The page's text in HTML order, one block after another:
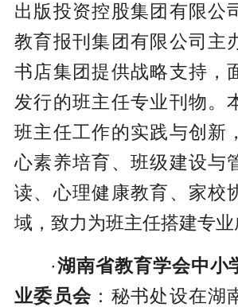
出版投资控股集团有限公
教育报刊集团有限公司主
书店集团提供战略支持，
发行的班主任专业刊物。
班主任工作的实践与创新
心素养培育、班级建设与
读、心理健康教育、家校
域，致力为班主任搭建专业
·湖南省教育学会中小
业委员会 ：秘书处设在湖